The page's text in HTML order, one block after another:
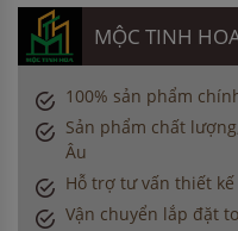
MỘC TINH
100% sản phẩm
Sản phẩm chất
Âu
Hỗ trợ tư vấn thiết
Vận chuyển lắp đặt